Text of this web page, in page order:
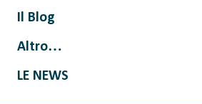
Il Blog
Altro…
LE NEWS